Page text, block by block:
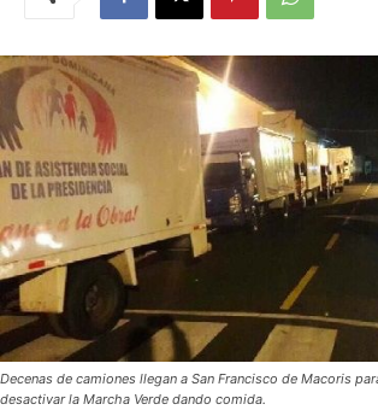
Decenas de camiones llegan a San Francisco de Macoris
desactivar la Marcha Verde dando comida.